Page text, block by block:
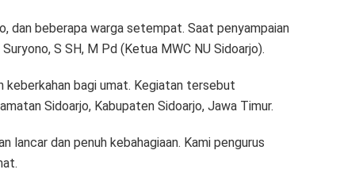
dan beberapa warga setempat. Saat penyampaian
S SH, M Pd (Ketua MWC NU Sidoarjo).
keberkahan bagi umat. Kegiatan tersebut
Sidoarjo, Kabupaten Sidoarjo, Jawa Timur.
lancar dan penuh kebahagiaan. Kami pengurus